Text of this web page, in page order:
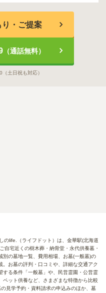
・ご提案
（通話無料）
（土日祝も対応）
のlife.（ライフドット）は、金華駅(北海道
自宅近くの樹木葬・納骨堂・永代供養墓・
の墓地一覧、費用相場、お墓(一般墓)の
お墓の評判・口コミや、詳細な交通アク
する条件「一般墓」や、民営霊園・公営霊
ット供養など、さまざまな特徴から比較
見学予約・資料請求の申込みのほか、墓